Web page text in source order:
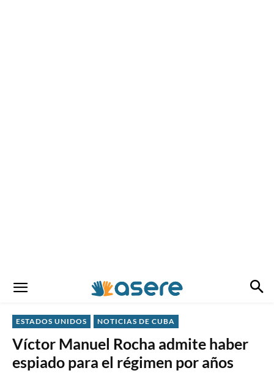
ESTADOS UNIDOS NOTICIAS DE CUBA
Víctor Manuel Rocha admite haber
espiado para el régimen por años